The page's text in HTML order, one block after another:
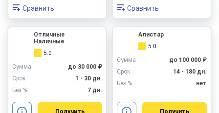
Сравнить Сравнить
Отличные
Наличные
5.0
Сумма
до 30 000 ₽
Срок
1 - 30 дн.
Без %
7 дн.
Получить
Алистар
5.0
Сумма
до 100 000 ₽
Срок
14 - 180 дн.
Без %
нет
Получить